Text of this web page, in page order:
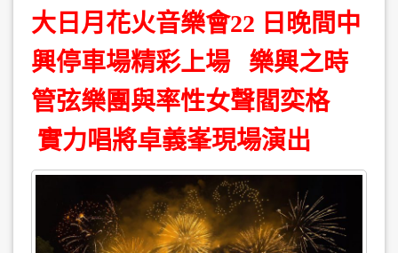
大日月花火音樂會22 日晚間中
興停車場精彩上場 樂興之時
管弦樂團與率性女聲閻奕格
實力唱將卓義峯現場演出